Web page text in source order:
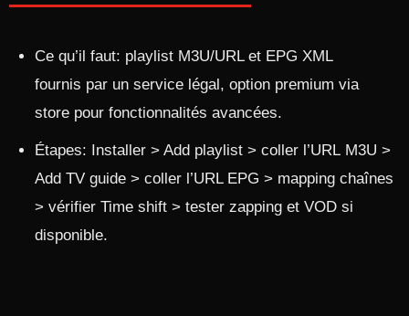
Ce qu’il faut: playlist M3U/URL et EPG XML
fournis par un service légal, option premium via
store pour fonctionnalités avancées.
Étapes: Installer > Add playlist > coller l’URL M3U >
Add TV guide > coller l’URL EPG > mapping chaînes
> vérifier Time shift > tester zapping et VOD si
disponible.